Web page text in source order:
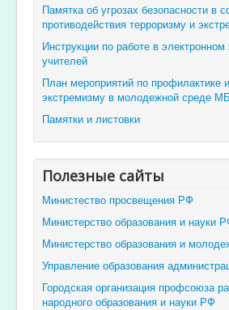
Памятка об угрозах безопасности в
противодействия терроризму и
Инструкции по работе в
учителей
План мероприятий по профилактике
экстремизму в молодежной среде
Памятки и листовки
Полезные сайты
Министество просвещения РФ
Министерство образования и науки
Министерство образования и
Управление образования
Городская организация профсоюза
народного образования и науки РФ